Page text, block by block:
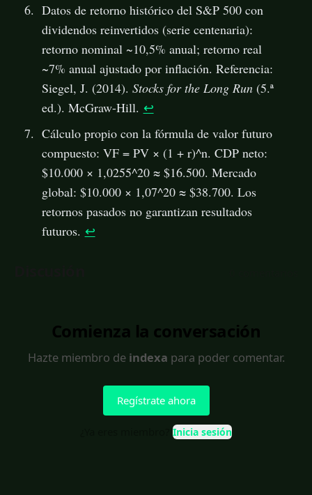
Datos de retorno histórico del S&P 500 con
dividendos reinvertidos (serie centenaria):
retorno nominal ~10,5% anual; retorno real
~7% anual ajustado por inflación. Referencia:
Siegel, J. (2014). Stocks for the Long Run(5.ª
ed.). McGraw-Hill. ↩
Cálculo propio con la fórmula de valor futuro
compuesto: VF = PV × (1 + r)^n. CDP neto:
$10.000 × 1,0255^20 ≈ $16.500. Mercado
global: $10.000 × 1,07^20 ≈ $38.700. Los
retornos pasados no garantizan resultados
futuros. ↩